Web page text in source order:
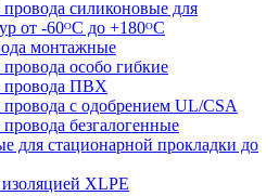
силиконовые для
от -60ᴼC до +180ᴼС
монтажные
особо гибкие
провода ПВХ
с одобрением UL/CSA
безгалогенные
для стационарной прокладки до
XLPE